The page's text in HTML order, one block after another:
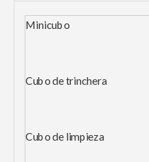
Minicubo
Cubo de trinchera
Cubo de limpieza